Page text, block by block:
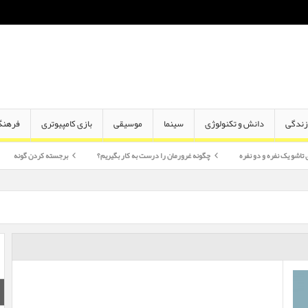
دانش و تکنولوژی سینما موسیقی بازی کامپیوتری
دو نفره چگونه غرورمان را درست به کار بگیریم؟ برجسته کردن گونه اختلاف